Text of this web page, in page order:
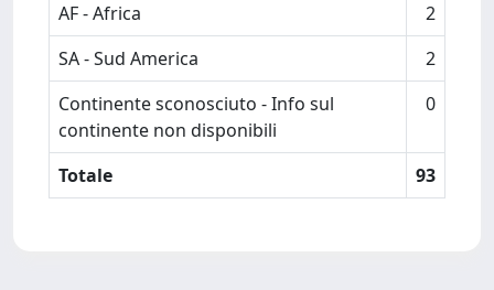
AF - Africa
2
SA - Sud America
2
Continente sconosciuto - Info sul
continente non disponibili
0
Totale 93